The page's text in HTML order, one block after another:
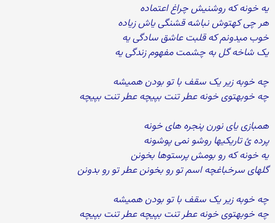
یه خونه که روشنیش چراغ اعتماده
هر چی کهتوش نباشه قشنگی یاش زیاده
خوب میدونم که قلبت عاشق سادگی یه
یک شاخه گل به چشمت مفهوم زندگی یه
چه خوبه زیر یک سقف با تو بودن همیشه
چه خوبهتوی خونه عطر تنت بپیچه عطر تنت بپیچه
همبازی یای نورن پنجره های خونه
پرده ئ تاریکیها روشو نمی پوشونه
یه خونه که رو بومش پرستوها بخونن
گلهای سرخباغچه اسم تو رو بخونن عطر تو رو بدونن
چه خوبه زیر یک سقف با تو بودن همیشه
چه خوبهتوی خونه عطر تنت بپیچه عطر تنت بپیچه